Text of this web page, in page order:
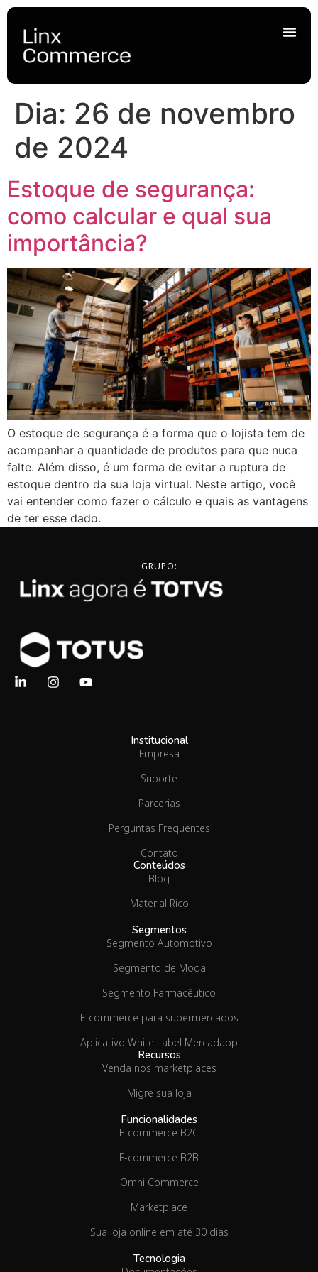
Dia: 26 de novembro
de 2024
Estoque de segurança:
como calcular e qual sua
importância?
O estoque de segurança é a forma que o lojista tem de
acompanhar a quantidade de produtos para que nuca
falte. Além disso, é um forma de evitar a ruptura de
estoque dentro da sua loja virtual. Neste artigo, você
vai entender como fazer o cálculo e quais as vantagens
de ter esse dado.
GRUPO:
Institucional
Empresa
Suporte
Parcerias
Perguntas Frequentes
Contato
Conteúdos
Blog
Material Rico
Segmentos
Segmento Automotivo
Segmento de Moda
Segmento Farmacêutico
E-commerce para supermercados
Aplicativo White Label Mercadapp
Recursos
Venda nos marketplaces
Migre sua loja
Funcionalidades
E-commerce B2C
E-commerce B2B
Omni Commerce
Marketplace
Sua loja online em até 30 dias
Tecnologia